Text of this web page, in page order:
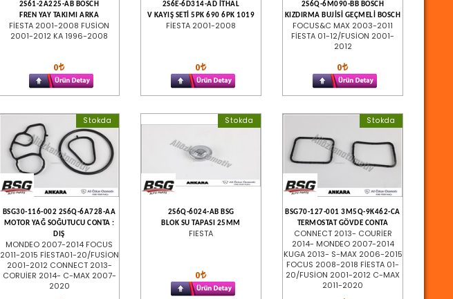
2S61-2A225-AB BOSCH
FREN YAY TAKIMI ARKA
FİESTA 2001-2008 FUSİON
2001-2012 KA 1996-2008
0
2S6E-6D314-AD İTHAL
V KAYIŞ SETİ 5PK 690 6PK 1019
FİESTA 2001-2008
0
2S6Q-6M090-BB BOSCH
KIZDIRMA BUJİSİ GEÇMELİ BOSCH
FOCUS&C MAX 2003-2011
FİESTA 01-12/FUSİON 2001-
2012
0
Stokda
BSG30-116-002 2S6Q-6A728-AA
MOTOR YAĞ SOĞUTUCU CONTA :
DIŞ
MONDEO 2007-2014 FOCUS
2011-2015 FİESTA01-20/FUSİON
2001-2012 CONNECT 2013-
CORUİER 2014- C-MAX 2007-
2020
Stokda
2S6Q-6024-AB BSG
BLOK SU TAPASI 25MM
FIESTA
0
Stokda
BSG70-127-001 3M5Q-9K462-CA
TERMOSTAT GÖVDE CONTA
CONNECT 2013- COURİER
2014- MONDEO 2007-2014
KUGA 2013- S-MAX 2006-2015
FOCUS 2008-2018 FİESTA 01-
20/FUSİON 2001-2012 C-MAX
2011-2020